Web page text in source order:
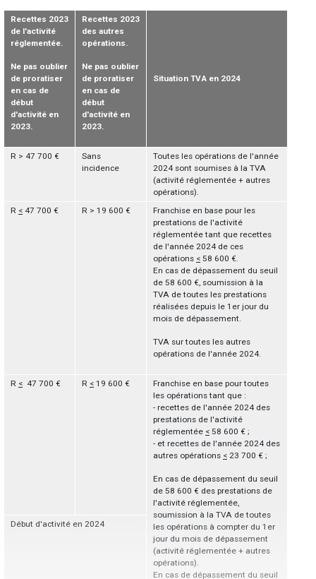
Recettes 2023
de l'activité
réglementée.
Ne pas oublier
de proratiser
en cas de
début
d'activité en
2023.
Recettes 2023
des autres
opérations.
Ne pas oublier
de proratiser
en cas de
début
d'activité en
2023.
Situation TVA en 2024
R > 47 700 €
Sans
incidence
Toutes les opérations de l'année
2024 sont soumises à la TVA
(activité réglementée + autres
opérations).
R < 47 700 € R > 19 600 €
Franchise en base pour les
prestations de l'activité
réglementée tant que recettes
de l'année 2024 de ces
opérations < 58 600 €.
En cas de dépassement du seuil
de 58 600 €, soumission à la
TVA de toutes les prestations
réalisées depuis le 1er jour du
mois de dépassement.
TVA sur toutes les autres
opérations de l'année 2024.
R < 47 700 € R < 19 600 €
Franchise en base pour toutes
les opérations tant que :
- recettes de l'année 2024 des
prestations de l'activité
réglementée < 58 600 € ;
- et recettes de l'année 2024 des
autres opérations < 23 700 € ;
En cas de dépassement du seuil
de 58 600 € des prestations de
l'activité réglementée,
soumission à la TVA de toutes
les opérations à compter du 1er
jour du mois de dépassement
(activité réglementée + autres
opérations).
En cas de dépassement du seuil
Début d'activité en 2024